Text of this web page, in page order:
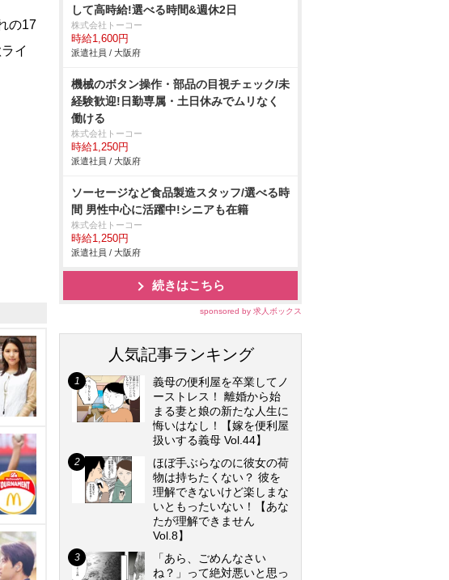
の17
イ
して高時給!選べる時間&週休2日
株式会社トーコー
時給1,600円
派遣社員 / 大阪府
機械のボタン操作・部品の目視チェック/未
経験歓迎!日勤専属・土日休みでムリなく
働ける
株式会社トーコー
時給1,250円
派遣社員 / 大阪府
ソーセージなど食品製造スタッフ/選べる時
間 男性中心に活躍中!シニアも在籍
株式会社トーコー
時給1,250円
派遣社員 / 大阪府
続きはこちら
sponsored by 求人ボックス
人気記事ランキング
義母の便利屋を卒業してノ
ーストレス！ 離婚から始
まる妻と娘の新たな人生に
悔いはなし！【嫁を便利屋
扱いする義母 Vol.44】
ほぼ手ぶらなのに彼女の荷
物は持ちたくない？ 彼を
理解できないけど楽しまな
いともったいない！【あな
たが理解できません
Vol.8】
「あら、ごめんなさい
ね？」って絶対悪いと思っ